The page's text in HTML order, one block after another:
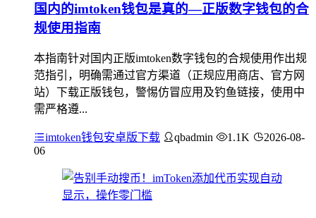
国内的imtoken钱包是真的—正版数字钱包的合
规使用指南
本指南针对国内正版imtoken数字钱包的合规使用作出规
范指引，明确需通过官方渠道（正规应用商店、官方网
站）下载正版钱包，警惕仿冒应用及钓鱼链接，使用中
需严格遵...
imtoken钱包安卓版下载 qbadmin 1.1K
2026-08-
06